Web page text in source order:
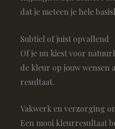
dat je meteen je hele
Subtiel of juist opvallend
Of je nu kiest voor
de kleur op jouw wensen
resultaat.
Vakwerk en verzorging
Een mooi kleurresultaat